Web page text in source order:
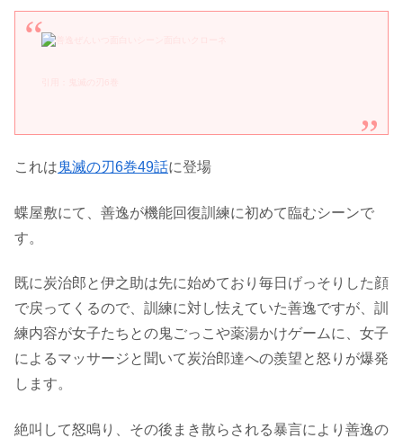
これは鬼滅の刃6巻49話に登場
蝶屋敷にて、善逸が機能回復訓練に初めて臨むシーンで
す。
既に炭治郎と伊之助は先に始めており毎日げっそりした顔
で戻ってくるので、訓練に対し怯えていた善逸ですが、訓
練内容が女子たちとの鬼ごっこや薬湯かけゲームに、女子
によるマッサージと聞いて炭治郎達への羨望と怒りが爆発
します。
絶叫して怒鳴り、その後まき散らされる暴言により善逸の